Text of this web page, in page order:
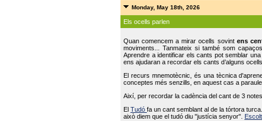
Monday, May 18th, 2026
Els ocells parlen
Quan comencem a mirar ocells sovint ens
moviments... Tanmateix si també som
Aprendre a identificar els cants pot semblar
ens ajudaran a recordar els cants d’alguns
El recurs mnemotècnic, és una tècnica
conceptes més senzills, en aquest cas a
Així, per recordar la cadència del cant de 3
ElTudófa un cant semblant al de la tórtora
això diem que el tudó diu "justícia senyor".